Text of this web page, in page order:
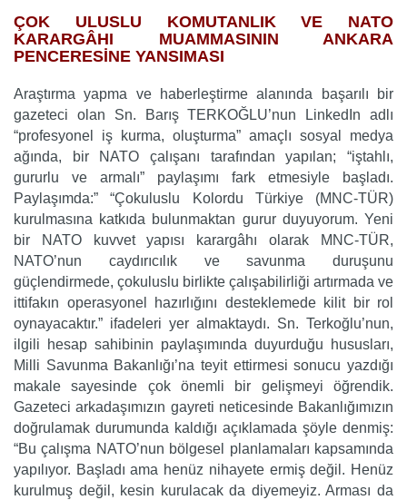
ÇOK ULUSLU KOMUTANLIK VE NATO
KARARGÂHI MUAMMASININ ANKARA
PENCERESİNE YANSIMASI
Araştırma yapma ve haberleştirme alanında başarılı bir
gazeteci olan Sn. Barış TERKOĞLU’nun LinkedIn adlı
“profesyonel iş kurma, oluşturma” amaçlı sosyal medya
ağında, bir NATO çalışanı tarafından yapılan; “iştahlı,
gururlu ve armalı” paylaşımı fark etmesiyle başladı.
Paylaşımda:” “Çokuluslu Kolordu Türkiye (MNC-TÜR)
kurulmasına katkıda bulunmaktan gurur duyuyorum. Yeni
bir NATO kuvvet yapısı karargâhı olarak MNC-TÜR,
NATO’nun caydırıcılık ve savunma duruşunu
güçlendirmede, çokuluslu birlikte çalışabilirliği artırmada ve
ittifakın operasyonel hazırlığını desteklemede kilit bir rol
oynayacaktır.” ifadeleri yer almaktaydı. Sn. Terkoğlu’nun,
ilgili hesap sahibinin paylaşımında duyurduğu hususları,
Milli Savunma Bakanlığı’na teyit ettirmesi sonucu yazdığı
makale sayesinde çok önemli bir gelişmeyi öğrendik.
Gazeteci arkadaşımızın gayreti neticesinde Bakanlığımızın
doğrulamak durumunda kaldığı açıklamada şöyle denmiş:
“Bu çalışma NATO’nun bölgesel planlamaları kapsamında
yapılıyor. Başladı ama henüz nihayete ermiş değil. Henüz
kurulmuş değil, kesin kurulacak da diyemeyiz. Arması da